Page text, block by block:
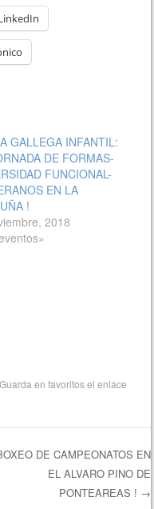
GALLEGA INFANTIL:
DE FORMAS-
FUNCIONAL-
EN LA
!
2018
. Guarda en favoritos elenlace
DE CAMPEONATOS EN
EL ALVARO PINO DE
PONTEAREAS ! →